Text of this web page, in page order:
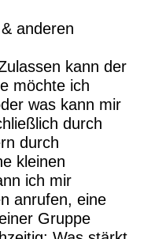
anderen
kann der
möchte ich
was kann mir
durch
durch
kleinen
ich mir
anrufen, eine
Gruppe